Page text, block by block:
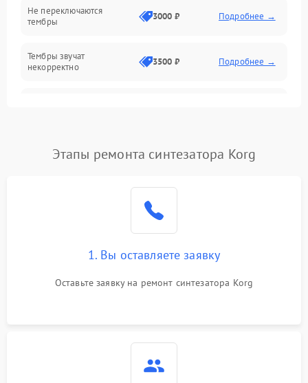
Оптика
Электроника
Не переключаются
тембры
3000 ₽ Подробнее →
Тембры звучат
некорректно
3500 ₽ Подробнее →
Этапы ремонта синтезатора Korg
1. Вы оставляете заявку
Оставьте заявку на ремонт синтезатора Korg